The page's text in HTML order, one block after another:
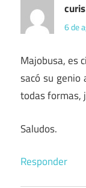
6 de
Majobusa, es
sacó su genio
todas formas,
Saludos.
Responder